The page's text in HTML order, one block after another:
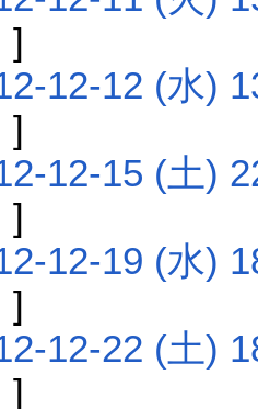
]
12-12 (水)
]
12-15 (土)
]
12-19 (水)
]
12-22 (土)
]